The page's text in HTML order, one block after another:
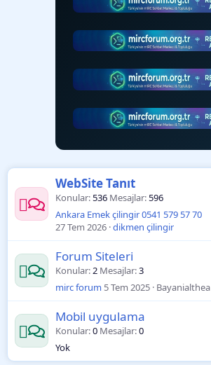
WebSite Tanıt
Konular 536 Mesajlar 596
Ankara Emek çilingir 0541 579 57 70
27 Tem 2026 dikmen çilingir
Forum Siteleri
Konular 2 Mesajlar 3
mirc forum 5 Tem 2025 Bayanialthea
Mobil uygulama
Konular 0 Mesajlar 0
Yok